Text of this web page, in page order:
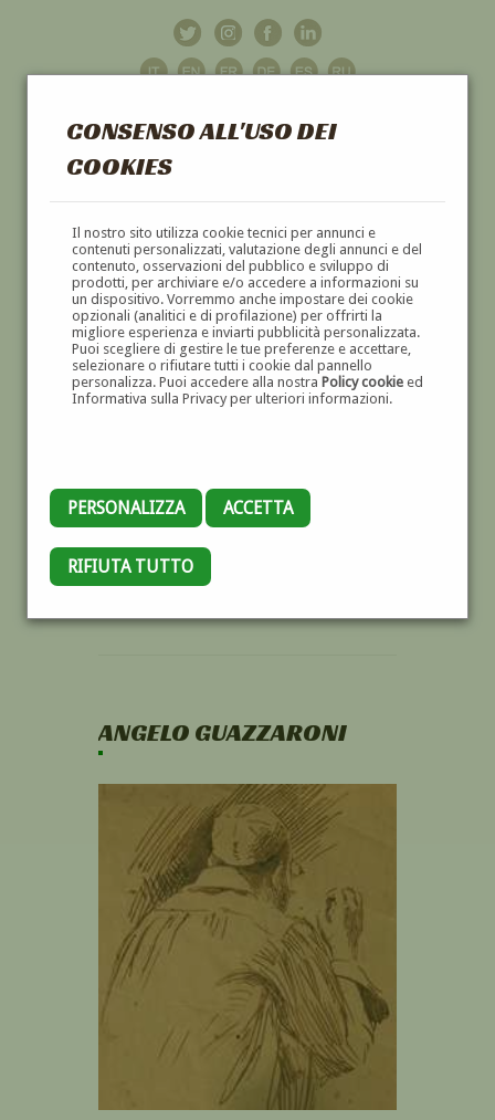
CONSENSO ALL'USO DEI
COOKIES
Il nostro sito utilizza cookie tecnici per annunci e
contenuti personalizzati, valutazione degli annunci e del
contenuto, osservazioni del pubblico e sviluppo di
prodotti, per archiviare e/o accedere a informazioni su
un dispositivo. Vorremmo anche impostare dei cookie
opzionali (analitici e di profilazione) per offrirti la
migliore esperienza e inviarti pubblicità personalizzata.
Puoi scegliere di gestire le tue preferenze e accettare,
selezionare o rifiutare tutti i cookie dal pannello
personalizza. Puoi accedere alla nostra Policy cookieed
Informativa sulla Privacy per ulteriori informazioni.
PERSONALIZZA ACCETTA
RIFIUTA TUTTO
GALLERIAD'ARTE
DIPINTI E SCULTURE '800 E '900
ANGELO GUAZZARONI